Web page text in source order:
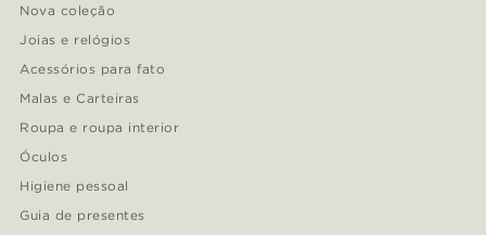
Nova coleção
Joias e relógios
Acessórios para fato
Malas e Carteiras
Roupa e roupa interior
Óculos
Higiene pessoal
Guia de presentes